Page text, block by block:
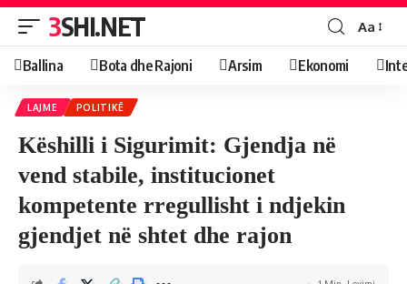
3SHI.NET Aa
Ballina Bota dhe Rajoni Arsim Ekonomi
LAJME POLITIKË
Këshilli i Sigurimit: Gjendja në
vend stabile, institucionet
kompetente rregullisht i ndjekin
gjendjet në shtet dhe rajon